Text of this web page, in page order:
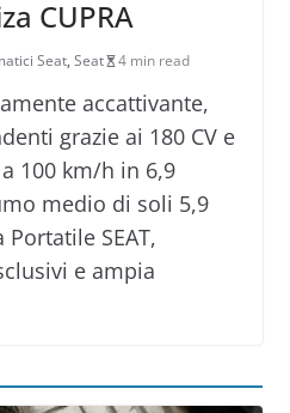
CUPRA
Seat, Seat 4 min read
accattivante,
grazie ai 180 CV e
100 km/h in 6,9
medio di soli 5,9
SEAT,
e ampia